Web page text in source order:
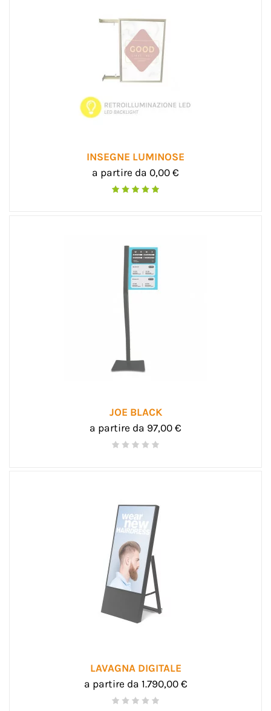
INSEGNE LUMINOSE
a partire da 0,00 €
JOE BLACK
a partire da 97,00 €
LAVAGNA DIGITALE
a partire da 1.790,00 €